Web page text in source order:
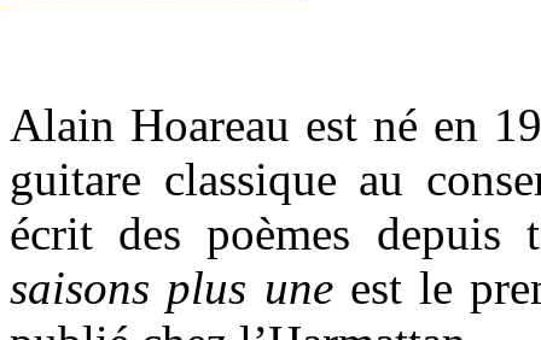
Alain Hoareau est né en
guitare classique au
écrit des poèmes depuis
saisons plus uneest le